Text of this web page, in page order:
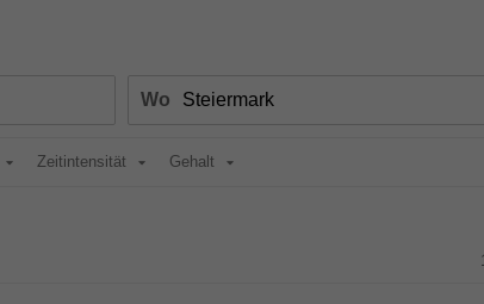
Wo
Zeitintensität Gehalt